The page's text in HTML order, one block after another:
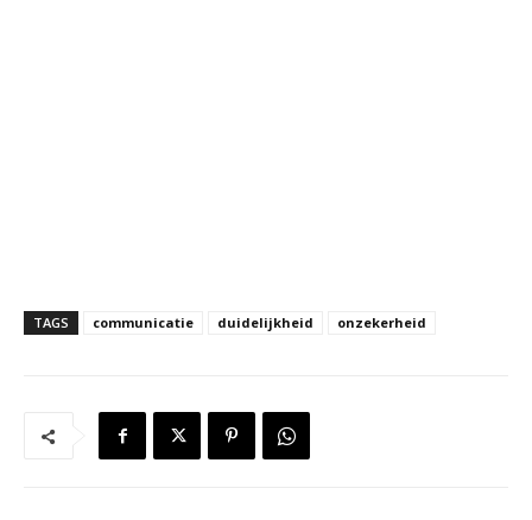
TAGS communicatie duidelijkheid onzekerheid